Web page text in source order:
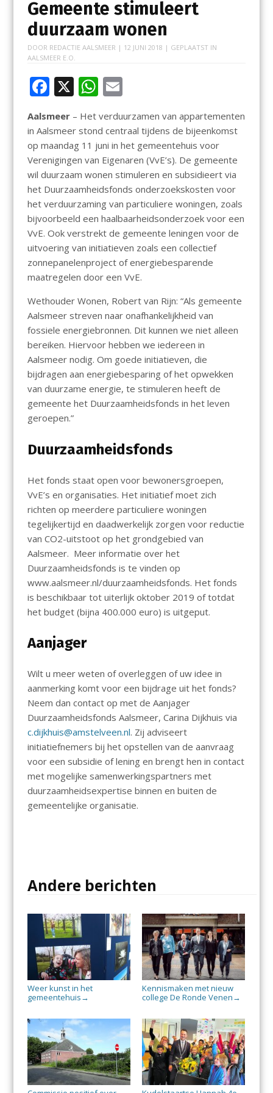
Gemeente stimuleert
duurzaam wonen
DOOR REDACTIE AALSMEER | 12 JUNI 2018 | GEPLAATST IN
AALSMEER E.O.
F
e
b
o
o
k
X W
at
s
A
p
p
E
ai
l
Aalsmeer– Het verduurzamen van appartementen
in Aalsmeer stond centraal tijdens de bijeenkomst
op maandag 11 juni in het gemeentehuis voor
Verenigingen van Eigenaren (VvE’s). De gemeente
wil duurzaam wonen stimuleren en subsidieert via
het Duurzaamheidsfonds onderzoekskosten voor
het verduurzaming van particuliere woningen, zoals
bijvoorbeeld een haalbaarheidsonderzoek voor een
VvE. Ook verstrekt de gemeente leningen voor de
uitvoering van initiatieven zoals een collectief
zonnepanelenproject of energiebesparende
maatregelen door een VvE.
Wethouder Wonen, Robert van Rijn: “Als gemeente
Aalsmeer streven naar onafhankelijkheid van
fossiele energiebronnen. Dit kunnen we niet alleen
bereiken. Hiervoor hebben we iedereen in
Aalsmeer nodig. Om goede initiatieven, die
bijdragen aan energiebesparing of het opwekken
van duurzame energie, te stimuleren heeft de
gemeente het Duurzaamheidsfonds in het leven
geroepen.”
Duurzaamheidsfonds
Het fonds staat open voor bewonersgroepen,
VvE’s en organisaties. Het initiatief moet zich
richten op meerdere particuliere woningen
tegelijkertijd en daadwerkelijk zorgen voor reductie
van CO2-uitstoot op het grondgebied van
Aalsmeer. Meer informatie over het
Duurzaamheidsfonds is te vinden op
www.aalsmeer.nl/duurzaamheidsfonds. Het fonds
is beschikbaar tot uiterlijk oktober 2019 of totdat
het budget (bijna 400.000 euro) is uitgeput.
Aanjager
Wilt u meer weten of overleggen of uw idee in
aanmerking komt voor een bijdrage uit het fonds?
Neem dan contact op met de Aanjager
Duurzaamheidsfonds Aalsmeer, Carina Dijkhuis via
c.dijkhuis@amstelveen.nl. Zij adviseert
initiatiefnemers bij het opstellen van de aanvraag
voor een subsidie of lening en brengt hen in contact
met mogelijke samenwerkingspartners met
duurzaamheidsexpertise binnen en buiten de
gemeentelijke organisatie.
Andere berichten
Weer kunst in het
gemeentehuis →
Kennismaken met nieuw
college De Ronde Venen →